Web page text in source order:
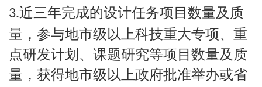
3.近三年完成的设计任务项目数量及质
量，参与地市级以上科技重大专项、重
点研发计划、课题研究等项目数量及质
量，获得地市级以上政府批准举办或省